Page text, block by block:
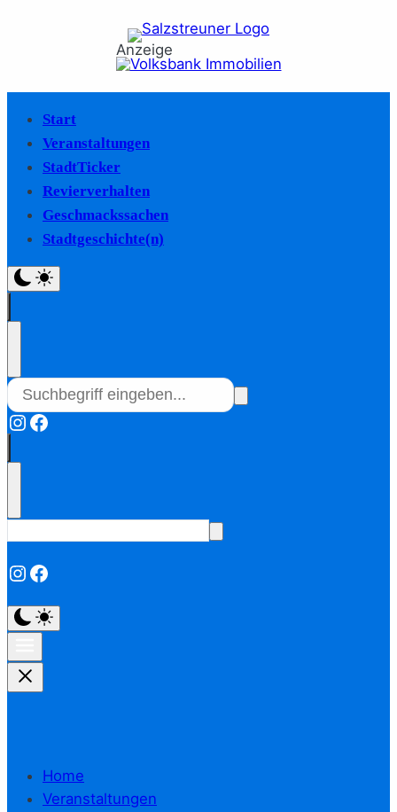
Anzeige
Start
Veranstaltungen
StadtTicker
Revierverhalten
Geschmackssachen
Stadtgeschichte(n)
Instagram
Facebook
Instagram
Facebook
Home
Veranstaltungen